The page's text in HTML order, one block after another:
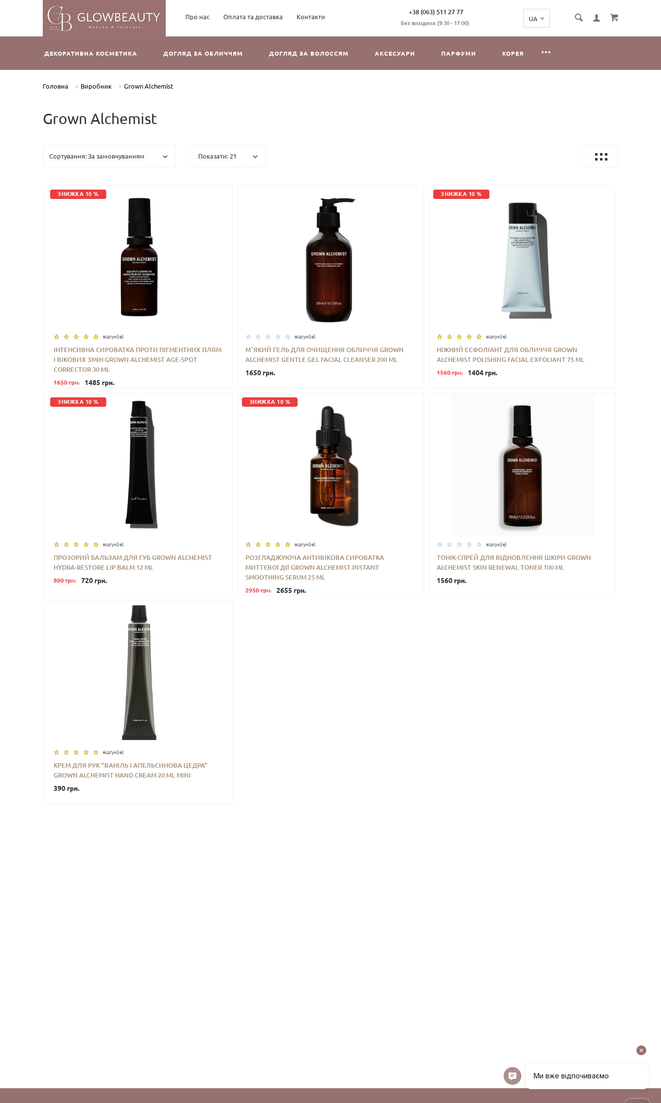
+38 (063) 511 27 77
Без вихідних (9:30 - 17:00)
Про нас Оплата та доставка Контакти
ДЕКОРАТИВНА КОСМЕТИКА ДОГЛЯД ЗА ОБЛИЧЧЯМ ДОГЛЯД ЗА ВОЛОССЯМ АКСЕСУАРИ ПАРФУМИ КОРЕЯ
Головна Виробник Grown Alchemist
Grown Alchemist
ЗНИЖКА 10 %
відгук(iв)
ІНТЕНСИВНА СИРОВАТКА ПРОТИ ПІГМЕНТНИХ ПЛЯМ
І ВІКОВИХ ЗМІН GROWN ALCHEMIST AGE-SPOT
CORRECTOR 30 ML
1650 грн. 1485 грн.
-
відгук(iв)
МʼЯКИЙ ГЕЛЬ ДЛЯ ОЧИЩЕННЯ ОБЛИЧЧЯ GROWN
ALCHEMIST GENTLE GEL FACIAL CLEANSER 200 ML
1650 грн.
ЗНИЖКА 10 %
відгук(iв)
НІЖНИЙ ЕСФОЛІАНТ ДЛЯ ОБЛИЧЧЯ GROWN
ALCHEMIST POLISHING FACIAL EXFOLIANT 75 ML
1560 грн. 1404 грн.
ЗНИЖКА 10 %
відгук(iв)
ПРОЗОРИЙ БАЛЬЗАМ ДЛЯ ГУБ GROWN ALCHEMIST
HYDRA-RESTORE LIP BALM 12 ML
800 грн. 720 грн.
ЗНИЖКА 10 %
відгук(iв)
РОЗГЛАДЖУЮЧА АНТИВІКОВА СИРОВАТКА
МИТТЄВОЇ ДІЇ GROWN ALCHEMIST INSTANT
SMOOTHING SERUM 25 ML
2950 грн. 2655 грн.
- +
відгук(iв)
ТОНІК-СПРЕЙ ДЛЯ ВІДНОВЛЕННЯ ШКІРИ GROWN
ALCHEMIST SKIN RENEWAL TONER 100 ML
1560 грн.
відгук(iв)
КРЕМ ДЛЯ РУК "ВАНІЛЬ І АПЕЛЬСИНОВА ЦЕДРА"
GROWN ALCHEMIST HAND CREAM 20 ML MINI
390 грн.